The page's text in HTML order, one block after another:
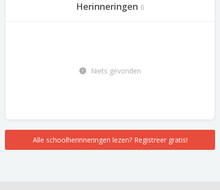
Herinneringen 0
Niets gevonden
Alle schoolherinneringen lezen? Registreer gratis!